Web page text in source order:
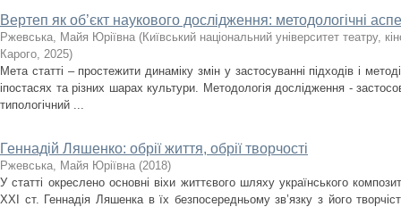
Вертеп як об’єкт наукового дослідження: методологічні
Ржевська, Майя Юріївна (Київський національний університет театру,
Карого, 2025)
Мета статті – простежити динаміку змін у застосуванні підходів і
іпостасях та різних шарах культури. Методологія дослідження -
типологічний ...
Геннадій Ляшенко: обрії життя, обрії творчості
Ржевська, Майя Юріївна (2018)
У статті окреслено основні віхи життєвого шляху українського
ХХІ ст. Геннадія Ляшенка в їх безпосередньому зв’язку з його